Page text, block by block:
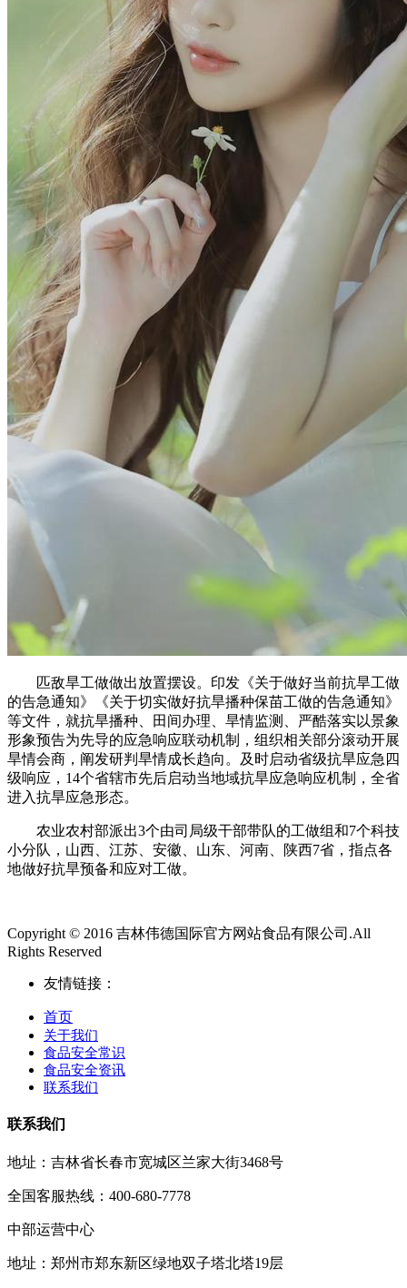
匹敌旱工做做出放置摆设。印发《关于做好当前抗旱工做
的告急通知》《关于切实做好抗旱播种保苗工做的告急通知》
等文件，就抗旱播种、田间办理、旱情监测、严酷落实以景象
形象预告为先导的应急响应联动机制，组织相关部分滚动开展
旱情会商，阐发研判旱情成长趋向。及时启动省级抗旱应急四
级响应，14个省辖市先后启动当地域抗旱应急响应机制，全省
进入抗旱应急形态。
农业农村部派出3个由司局级干部带队的工做组和7个科技
小分队，山西、江苏、安徽、山东、河南、陕西7省，指点各
地做好抗旱预备和应对工做。
Copyright © 2016 吉林伟德国际官方网站食品有限公司.All
Rights Reserved
友情链接：
首页
关于我们
食品安全常识
食品安全资讯
联系我们
联系我们
地址：吉林省长春市宽城区兰家大街3468号
全国客服热线：400-680-7778
中部运营中心
地址：郑州市郑东新区绿地双子塔北塔19层